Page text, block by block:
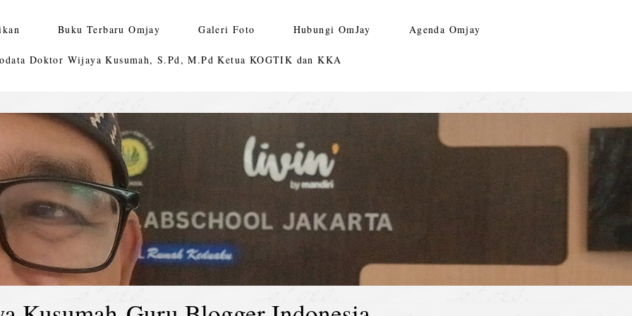
Buku Terbaru Omjay Galeri Foto Hubungi OmJay Agenda Omjay
Doktor Wijaya Kusumah, S.Pd, M.Pd Ketua KOGTIK dan KKA